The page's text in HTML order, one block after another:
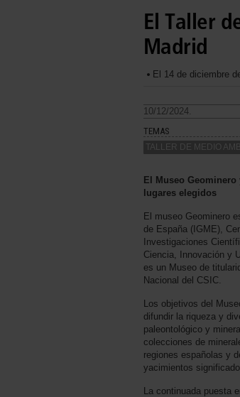
El Taller
Madrid
El 14 de diciembre
10/12/2024.
TEMAS
TALLER DE MEDIO
El Museo
lugares elegidos
El museo Geominero
de España (IGME),
Investigaciones
Ciencia, Innovación y
es un Museo de
Nacional del CSIC.
Los objetivos del
difundir la riqueza y
paleontológico y
colecciones de
regiones españolas y
yacimientos
La continuada puesta